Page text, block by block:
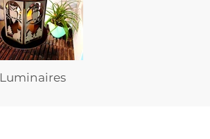
Luminaires